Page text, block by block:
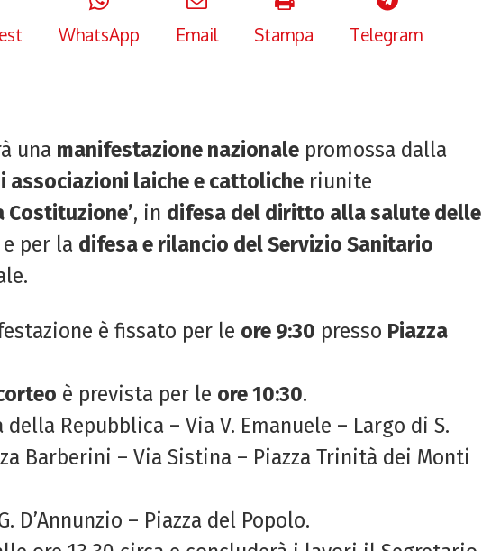
WhatsApp Email Stampa Telegram
una manifestazione nazionale promossa dalla
associazioni laiche e cattoliche riunite
Costituzione’, in difesa del diritto alla salute delle
e per la difesa e rilancio del Servizio Sanitario
è fissato per le ore 9:30 presso Piazza
è prevista per le ore 10:30.
della Repubblica – Via V. Emanuele – Largo di S.
Barberini – Via Sistina – Piazza Trinità dei Monti
– Piazza del Popolo.